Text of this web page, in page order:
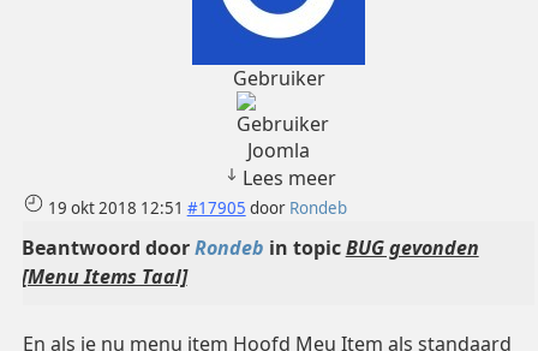
Gebruiker
Joomla
Lees meer
19 okt 2018 12:51 #17905 door Rondeb
Beantwoord doorRondeb in topicBUG gevonden
[Menu Items Taal]
En als je nu menu item Hoofd Meu Item als standaard